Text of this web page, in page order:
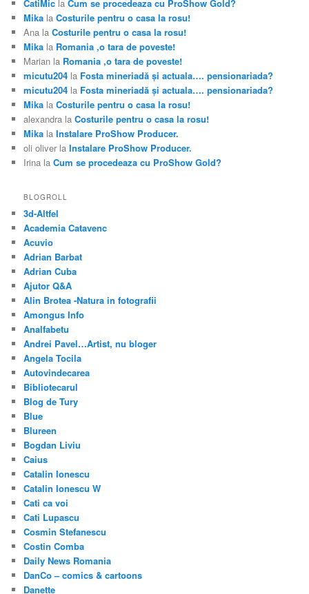
CatiMic laCum se procedeaza cu ProShow Gold?
Mika laCosturile pentru o casa la rosu!
Ana laCosturile pentru o casa la rosu!
Mika la Romania ,o tara de poveste!
Marian la Romania ,o tara de poveste!
micutu204 la Fosta mineriadă şi actuala…. pensionariada?
micutu204 la Fosta mineriadă şi actuala…. pensionariada?
Mika laCosturile pentru o casa la rosu!
alexandra laCosturile pentru o casa la rosu!
Mika laInstalare ProShow Producer.
oli oliver laInstalare ProShow Producer.
Irina laCum se procedeaza cu ProShow Gold?
BLOGROLL
3d-Altfel
Academia Catavenc
Acuvio
Adrian Barbat
Adrian Cuba
Ajutor Q&A
Alin Brotea -Natura in fotografii
Amongus Info
Analfabetu
Andrei Pavel…Artist, nu bloger
Angela Tocila
Autovindecarea
Bibliotecarul
Blog de Tury
Blue
Blureen
Bogdan Liviu
Caius
Catalin Ionescu
Catalin Ionescu W
Cati ca voi
Cati Lupascu
Cosmin Stefanescu
Costin Comba
Daily News Romania
DanCo – comics & cartoons
Danette